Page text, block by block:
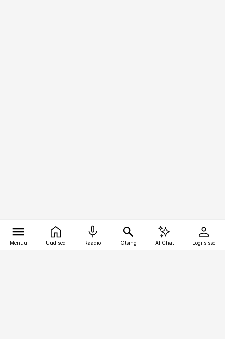
Menüü Uudised Raadio Otsing AI Chat Logi sisse